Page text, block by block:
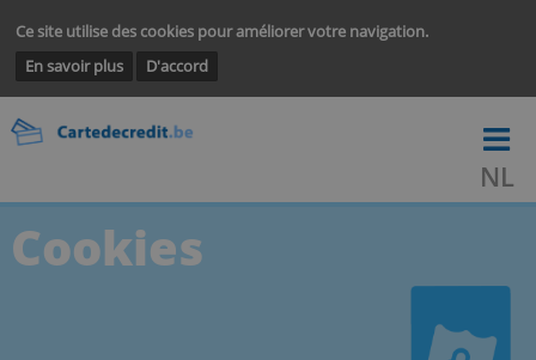
Ce site utilise des cookies pour améliorer votre navigation.
En savoir plus
D'accord
Cookies